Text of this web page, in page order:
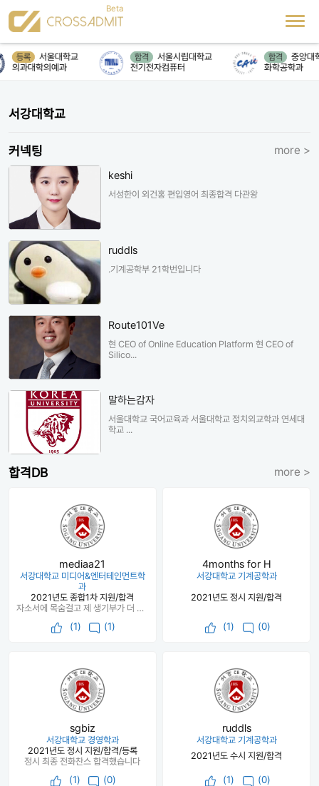
등록
서울대학교
의과대학의예과
합격
서울시립대학교
전기전자컴퓨터
합격
중앙대학
화학공학과
서강대학교
커넥팅 more >
keshi
서성한이 외건홍 편입영어 최종합격 다관왕
ruddls
.기계공학부 21학번입니다
Route101Ve
현 CEO of Online Education Platform 현 CEO of
Silico...
말하는감자
서울대학교 국어교육과 서울대학교 정치외교학과 연세대
학교 ...
합격DB more >
mediaa21
서강대학교 미디어&엔터테인먼트학
과
2021년도 종합1차 지원/합격
자소서에 목숨걸고 제 생기부가 더 좋아보이도록 했습니다. 6상향 6종합을 써서 불안했는데 붙을거라고 생각한 곳은 광탈하고 광탈할거라고 예상했던 곳은 붙는 걸보니 비교과가 정말 중요한것같습니다.
(1) (1)
4months for H
서강대학교 기계공학과
2021년도 정시 지원/합격
(1) (0)
sgbiz
서강대학교 경영학과
2021년도 정시 지원/합격/등록
정시 최종 전화찬스 합격했습니다
(1) (0)
ruddls
서강대학교 기계공학과
2021년도 수시 지원/합격
(1) (0)